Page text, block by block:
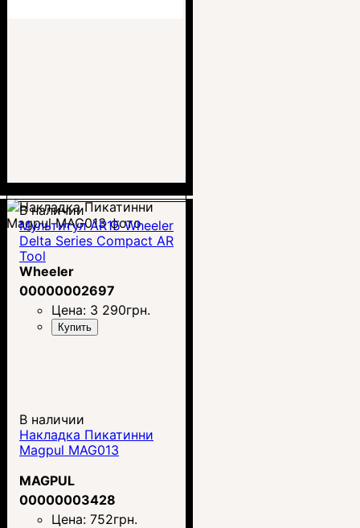
В наличии
Mультитул AR15 Wheeler
Delta Series Compact AR
Tool
Wheeler
00000002697
Цена: 3 290грн.
Купить
В наличии
Накладка Пикатинни
Magpul MAG013
MAGPUL
00000003428
Цена: 752грн.